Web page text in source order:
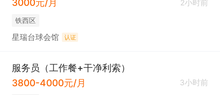
3000元/月
2小时前
铁西区
星瑞台球会馆 认证
服务员（工作餐+干净利索）
3800-4000元/月
3小时前